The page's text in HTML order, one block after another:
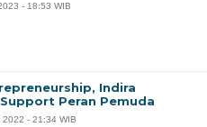
- 18:53 WIB
Indira
Peran Pemuda
- 21:34 WIB